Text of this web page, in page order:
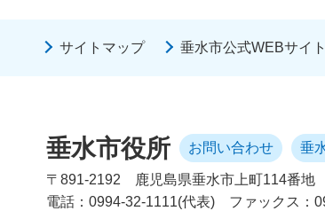
サイトマップ 垂水市公式WEBサイ
垂水市役所 お問い合わせ 垂
〒891-2192
鹿児島県垂水市上町114番地
電話：0994-32-1111(代表)
ファックス：